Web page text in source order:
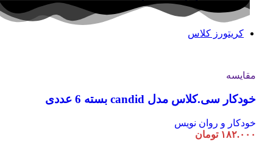
کریتورز کلاس
مقایسه
خودکار سی.کلاس مدل candid بسته 6 عددی
خودکار و روان نویس
۱۸۲.۰۰۰ تومان